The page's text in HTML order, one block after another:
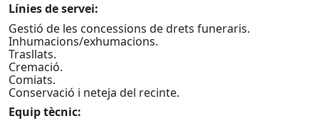
Línies de servei:
Gestió de les concessions de drets funeraris.
Inhumacions/exhumacions.
Trasllats.
Cremació.
Comiats.
Conservació i neteja del recinte.
Equip tècnic: